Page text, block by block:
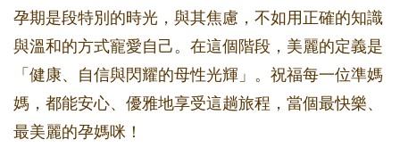
孕期是段特別的時光，與其焦慮，不如用正確的知識
與溫和的方式寵愛自己。在這個階段，美麗的定義是
「健康、自信與閃耀的母性光輝」。祝福每一位準媽
媽，都能安心、優雅地享受這趟旅程，當個最快樂、
最美麗的孕媽咪！